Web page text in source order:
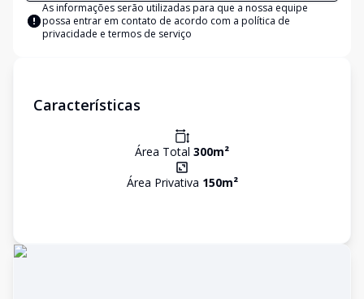
As informações serão utilizadas para que a nossa equipe
possa entrar em contato de acordo com a política de
privacidade e termos de serviço
Características
Área Total 300m²
Área Privativa 150m²